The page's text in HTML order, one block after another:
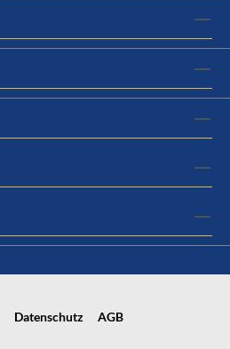
Datenschutz AGB